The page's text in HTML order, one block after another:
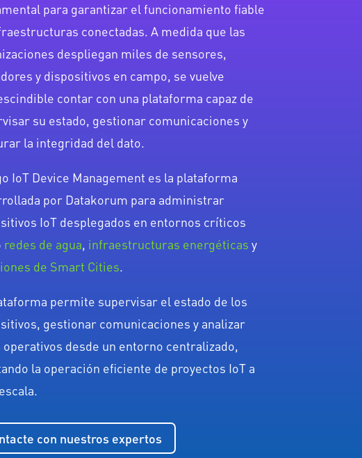
para garantizar el funcionamiento fiable
conectadas. A medida que las
despliegan miles de sensores,
y dispositivos en campo, se vuelve
contar con una plataforma capaz de
su estado, gestionar comunicaciones y
la integridad del dato.
IoT Device Management es la plataforma
por Datakorum para administrar
IoT desplegados en entornos críticos
redes de agua, infraestructuras energéticas y
de Smart Cities.
permite supervisar el estado de los
gestionar comunicaciones y analizar
operativos desde un entorno centralizado,
la operación eficiente de proyectos IoT a
con nuestros expertos